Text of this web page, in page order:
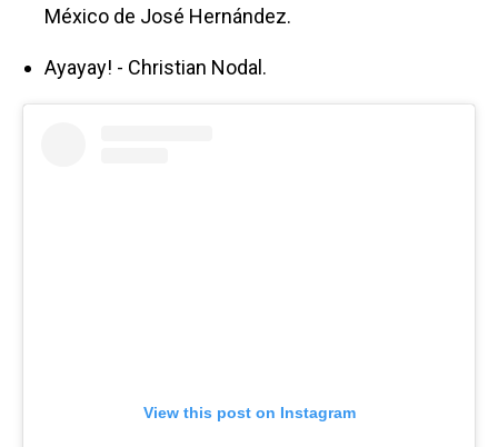
México de José Hernández.
Ayayay! - Christian Nodal.
View this post on Instagram